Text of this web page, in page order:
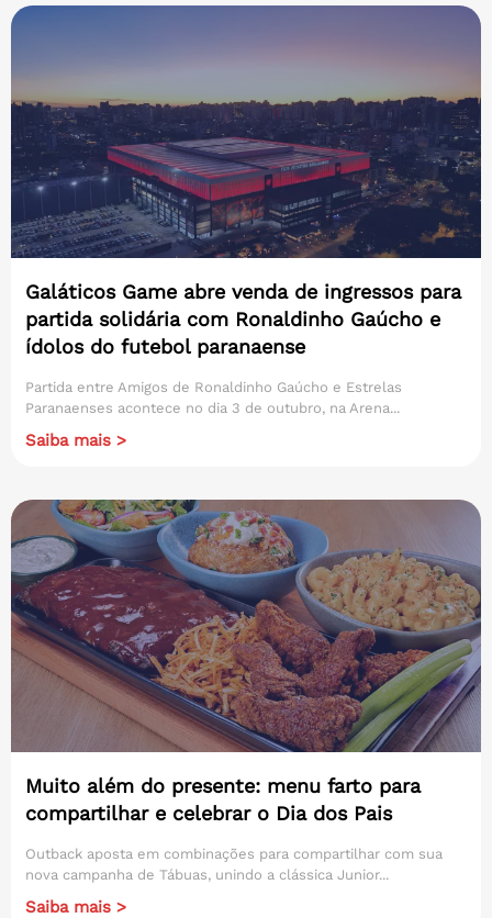
Galáticos Game abre venda de ingressos para
partida solidária com Ronaldinho Gaúcho e
ídolos do futebol paranaense
Partida entre Amigos de Ronaldinho Gaúcho e Estrelas
Paranaenses acontece no dia 3 de outubro, na Arena...
Saiba mais >
Muito além do presente: menu farto para
compartilhar e celebrar o Dia dos Pais
Outback aposta em combinações para compartilhar com sua
nova campanha de Tábuas, unindo a clássica Junior...
Saiba mais >